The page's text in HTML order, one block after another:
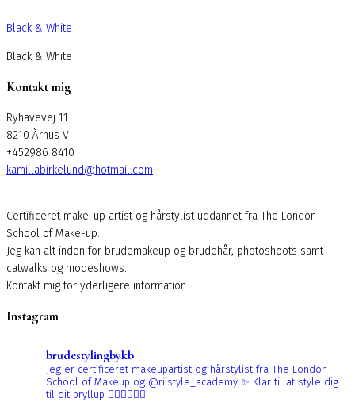
Black & White
Black & White
Kontakt mig
Ryhavevej 11
8210 Århus V
+452986 8410
kamillabirkelund@hotmail.com
Certificeret make-up artist og hårstylist uddannet fra The London
School of Make-up.
Jeg kan alt inden for brudemakeup og brudehår, photoshoots samt
catwalks og modeshows.
Kontakt mig for yderligere information.
Instagram
brudestylingbykb
Jeg er certificeret makeupartist og hårstylist fra The London
School of Makeup og @riistyle_academy ✨ Klar til at style dig
til dit bryllup 👰🏼‍♀️👰🏻‍♀️